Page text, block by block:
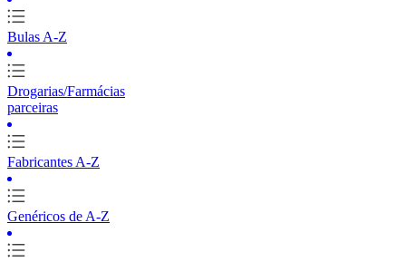
Bulas A-Z
Drogarias/Farmácias
parceiras
Fabricantes A-Z
Genéricos de A-Z